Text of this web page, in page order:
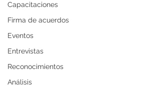
Capacitaciones
Firma de acuerdos
Eventos
Entrevistas
Reconocimientos
Análisis